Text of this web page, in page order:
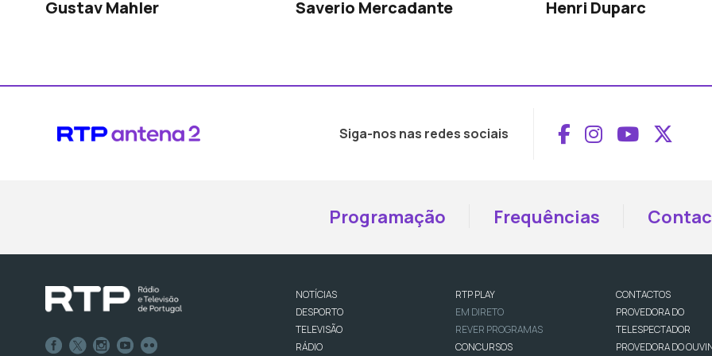
Gustav Mahler Saverio Mercadante Henri Duparc
Siga-nos nas redes sociais Aceder ao
Aceder ao
Aceder
Programação Frequências
NOTÍCIAS
DESPORTO
TELEVISÃO
RÁDIO
RTP PLAY
EM DIRETO
REVER PROGRAMAS
CONCURSOS
CONTACTOS
PROVEDORA DO
TELESPECTADOR
PROVEDORA DO